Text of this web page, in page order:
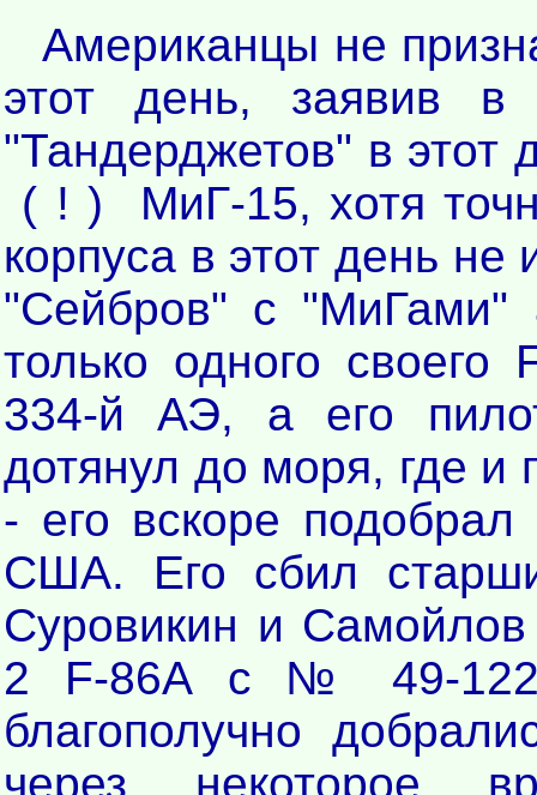
Американцы не
этот день, заявив
"Тандерджетов" в этот
( ! ) МиГ-15, хотя
корпуса в этот день
"Сейбров" с "МиГами"
только одного
334-й АЭ, а его
дотянул до моря, где и
- его вскоре
США. Его сбил
Суровикин и
2 F-86А с № 49-
благополучно
через некоторое